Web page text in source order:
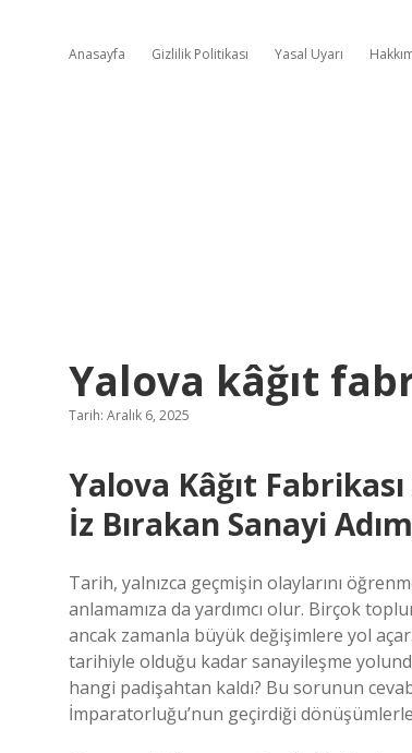
Anasayfa Gizlilik Politikası Yasal Uyarı
Yalova kâğıt
Tarih: Aralık 6, 2025
Yalova Kâğıt
İz Bırakan Sanayi
Tarih, yalnızca geçmişin olaylarını
anlamamıza da yardımcı olur. Birçok
ancak zamanla büyük değişimlere yol
tarihiyle olduğu kadar sanayileşme
hangi padişahtan kaldı? Bu sorunun
İmparatorluğu’nun geçirdiği dönüşümlerle